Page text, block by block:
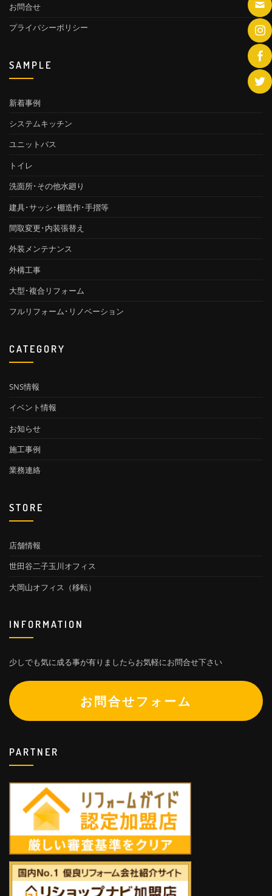
お問合せ
プライバシーポリシー
SAMPLE
新着事例
システムキッチン
ユニットバス
トイレ
洗面所･その他水廻り
建具･サッシ･棚造作･手摺等
間取変更･内装張替え
外装メンテナンス
外構工事
大型･複合リフォーム
フルリフォーム･リノベーション
CATEGORY
SNS情報
イベント情報
お知らせ
施工事例
業務連絡
STORE
店舗情報
世田谷二子玉川オフィス
大岡山オフィス（移転）
INFORMATION
少しでも気に成る事が有りましたらお気軽にお問合せ下さい
お問合せフォーム
PARTNER